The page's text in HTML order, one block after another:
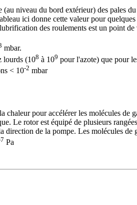
niveau du bord extérieur) des pales
ici donne cette valeur pour quelques
des roulements est un point
mbar.
lourds (108 à 109 pour l'azote) que pour
< 10-2 mbar
chaleur pour accélérer les molécules de
Le rotor est équipé de plusieurs
de la pompe. Les molécules
Pa